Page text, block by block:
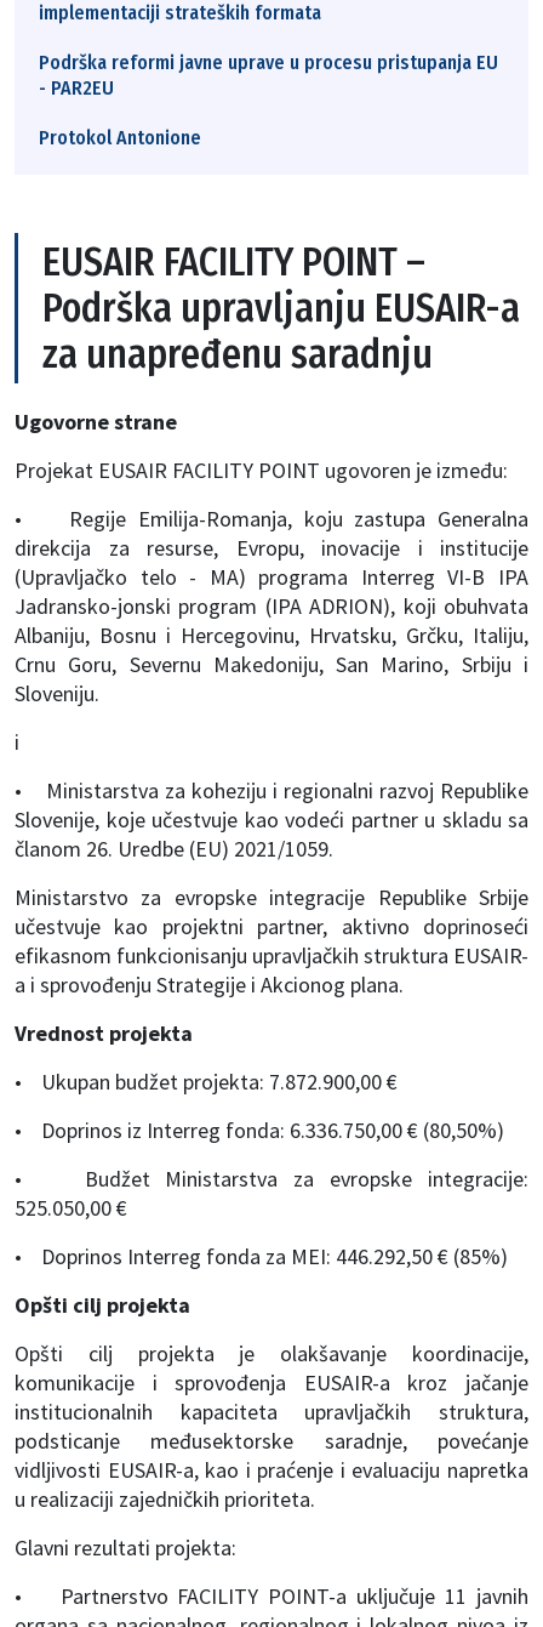
implementaciji strateških formata
Podrška reformi javne uprave u procesu pristupanja EU
- PAR2EU
Protokol Antonione
EUSAIR FACILITY POINT –
Podrška upravljanju EUSAIR-a
za unapređenu saradnju
Ugovorne strane
Projekat EUSAIR FACILITY POINT ugovoren je između:
• Regije Emilija-Romanja, koju zastupa Generalna
direkcija za resurse, Evropu, inovacije i institucije
(Upravljačko telo - MA) programa Interreg VI-B IPA
Jadransko-jonski program (IPA ADRION), koji obuhvata
Albaniju, Bosnu i Hercegovinu, Hrvatsku, Grčku, Italiju,
Crnu Goru, Severnu Makedoniju, San Marino, Srbiju i
Sloveniju.
i
• Ministarstva za koheziju i regionalni razvoj Republike
Slovenije, koje učestvuje kao vodeći partner u skladu sa
članom 26. Uredbe (EU) 2021/1059.
Ministarstvo za evropske integracije Republike Srbije
učestvuje kao projektni partner, aktivno doprinoseći
efikasnom funkcionisanju upravljačkih struktura EUSAIR-
a i sprovođenju Strategije i Akcionog plana.
Vrednost projekta
• Ukupan budžet projekta: 7.872.900,00 €
• Doprinos iz Interreg fonda: 6.336.750,00 € (80,50%)
• Budžet Ministarstva za evropske integracije:
525.050,00 €
• Doprinos Interreg fonda za MEI: 446.292,50 € (85%)
Opšti cilj projekta
Opšti cilj projekta je olakšavanje koordinacije,
komunikacije i sprovođenja EUSAIR-a kroz jačanje
institucionalnih kapaciteta upravljačkih struktura,
podsticanje međusektorske saradnje, povećanje
vidljivosti EUSAIR-a, kao i praćenje i evaluaciju napretka
u realizaciji zajedničkih prioriteta.
Glavni rezultati projekta:
• Partnerstvo FACILITY POINT-a uključuje 11 javnih